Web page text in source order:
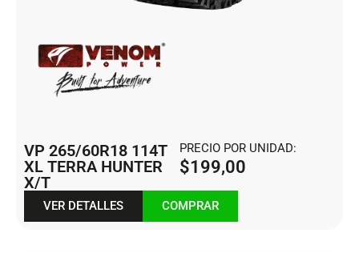
VP 265/60R18 114T
XL TERRA HUNTER
X/T
PRECIO POR UNIDAD:
$199,00
VER DETALLES COMPRAR